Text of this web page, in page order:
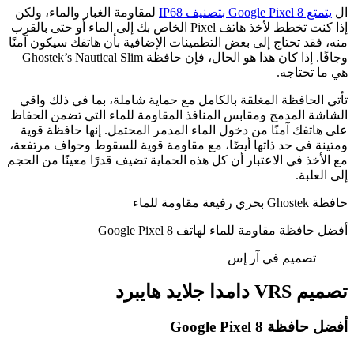
ال يتمتع Google Pixel 8 بتصنيف IP68
لمقاومة الغبار والماء، ولكن
إذا كنت تخطط لأخذ هاتف Pixel الخاص بك إلى الماء أو حتى بالقرب
منه، فقد تحتاج إلى بعض التطمينات الإضافية بأن هاتفك سيكون آمنًا
وجافًا. إذا كان هذا هو الحال، فإن حافظة Ghostek’s Nautical Slim
هي ما تحتاجه.
تأتي الحافظة المغلقة بالكامل مع حماية شاملة، بما في ذلك واقي
الشاشة المدمج ومقابس المنافذ المقاومة للماء التي تضمن الحفاظ
على هاتفك آمنًا من دخول الماء المدمر المحتمل. إنها حافظة قوية
ومتينة في حد ذاتها أيضًا، مع مقاومة قوية للسقوط وحواف مرتفعة،
مع الأخذ في الاعتبار أن كل هذه الحماية تضيف قدرًا معينًا من الحجم
إلى العلبة.
حافظة Ghostek بحري رفيعة مقاومة للماء
أفضل حافظة مقاومة للماء لهاتف Google Pixel 8
تصميم في آر إس
تصميم VRS دامدا جلايد هايبرد
أفضل حافظة Google Pixel 8